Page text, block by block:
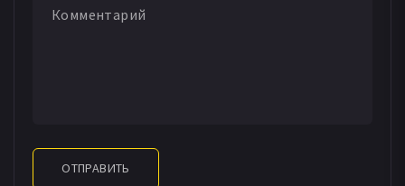
ОТПРАВИТЬ